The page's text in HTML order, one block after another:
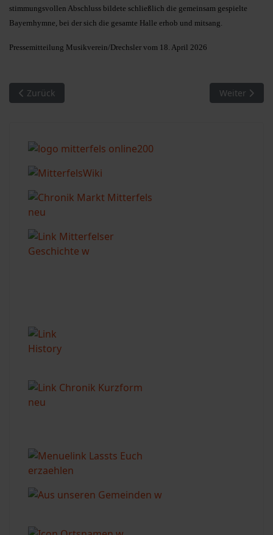
stimmungsvollen Abschluss bildete schließlich die gemeinsam gespielte
Bayernhymne, bei der sich die gesamte Halle erhob und mitsang.
Pressemitteilung Musikverein/Drechsler vom 18. April 2026
Vorheriger Beitrag: 24 Kinder der Pfarreiengemeinschaft
Zurück Nächster
Weiter